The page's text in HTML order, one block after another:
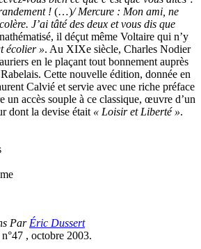
! (…)/ Mercure : Mon ami, ne
J’ai tâté des deux et vous dis que
il déçut même Voltaire qui n’y
écolier ». Au XIXe siècle, Charles Nodier
en le plaçant tout bonnement auprès
Cette nouvelle édition, donnée en
Calvié et servie avec une riche préface
un accès souple à ce classique, œuvre d’un
dont la devise était « Loisir et Liberté ».
ParÉric Dussert
, octobre 2003.